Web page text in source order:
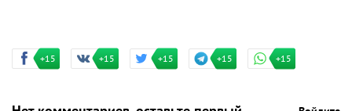
+15 +15 +15 +15 +15